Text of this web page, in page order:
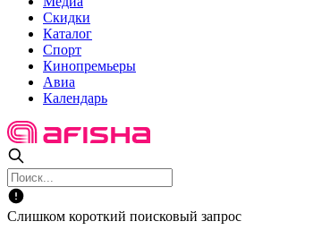
Скидки
Каталог
Спорт
Кинопремьеры
Авиа
Календарь
Слишком короткий поисковый запрос